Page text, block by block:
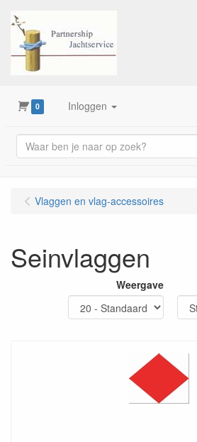
0 Inloggen
Vlaggen en vlag-accessoires
Seinvlaggen
Weergave